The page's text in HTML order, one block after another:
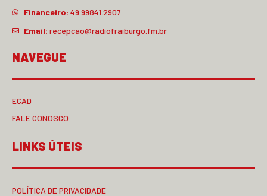
Financeiro: 49 99841.2907
Email: recepcao@radiofraiburgo.fm.br
NAVEGUE
ECAD
FALE CONOSCO
LINKS ÚTEIS
POLÍTICA DE PRIVACIDADE